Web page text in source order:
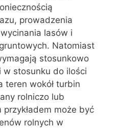
prowadzenia
lasów i
Natomiast
stosunkowo
w stosunku do ilości
teren wokół turbin
rolniczo lub
może być
rolnych w